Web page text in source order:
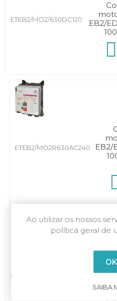
ETEB2/MO2/630DC120
EB2/
ETEB2/MO2R630AC240
EB2/
ETEB2/MO2R630DC24
Ao utilizar os nossos
política geral de
OK
SAIBA